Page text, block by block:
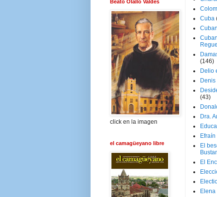
Beato Olallo Valdés
click en la imagen
el camagüeyano libre
Cuba
(146)
Delio
Denis
(43)
Dra.
El
El
Elena